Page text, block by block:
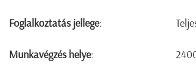
Foglalkoztatás jellege:
Munkavégzés helye: